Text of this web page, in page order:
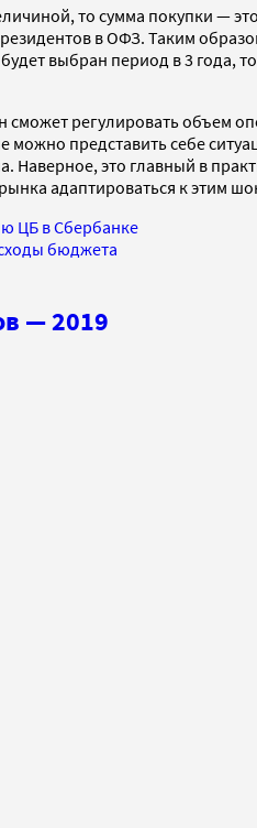
то сумма покупки —
в ОФЗ. Таким
выбран период в 3 года,
регулировать объем
представить себе
это главный в
адаптироваться к этим
ЦБ в Сбербанке
бюджета
— 2019